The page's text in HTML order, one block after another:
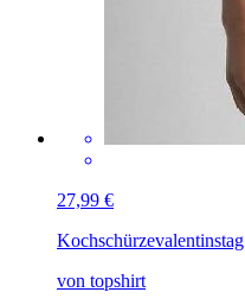
27,99 €
Kochschürzevalentinstag
von topshirt